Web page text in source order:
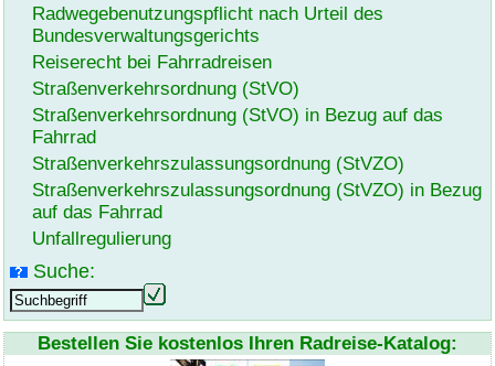
Radwegebenutzungspflicht nach Urteil des
Bundesverwaltungsgerichts
Reiserecht bei Fahrradreisen
Straßenverkehrsordnung (StVO)
Straßenverkehrsordnung (StVO) in Bezug auf das
Fahrrad
Straßenverkehrszulassungsordnung (StVZO)
Straßenverkehrszulassungsordnung (StVZO) in Bezug
auf das Fahrrad
Unfallregulierung
Suche:
Bestellen Sie kostenlos Ihren Radreise-Katalog: